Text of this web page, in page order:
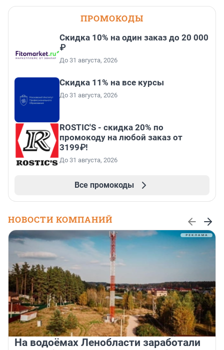
ПРОМОКОДЫ
Скидка 10% на один заказ до 20 000
₽
До 31 августа, 2026
Скидка 11% на все курсы
До 31 августа, 2026
ROSTIC'S - скидка 20% по
промокоду на любой заказ от
3199₽!
До 31 августа, 2026
Все промокоды
НОВОСТИ КОМПАНИЙ
На водоёмах Ленобласти заработали